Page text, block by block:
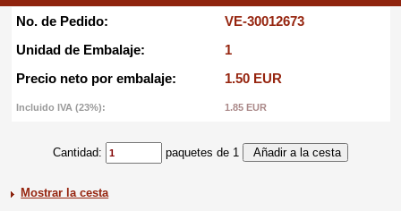
No. de Pedido:
VE-30012673
Unidad de Embalaje:
1
Precio neto por embalaje:
1.50 EUR
Incluido IVA (23%): 1.85 EUR
Cantidad: paquetes de 1
Mostrar la cesta